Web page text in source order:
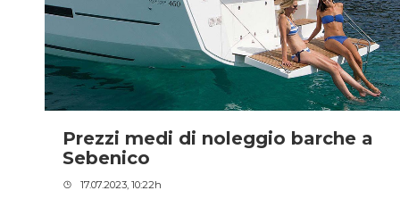
Prezzi medi di noleggio barche a
Sebenico
17.07.2023, 10:22h